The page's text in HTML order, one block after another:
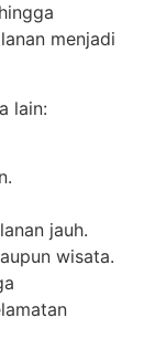
menjadi
lain:
jauh.
wisata.